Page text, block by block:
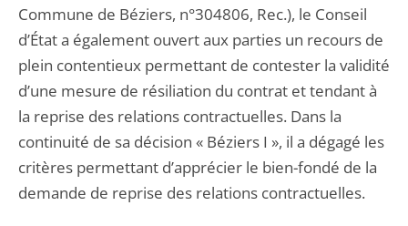
Commune de Béziers, n°304806, Rec.), le Conseil
d’État a également ouvert aux parties un recours de
plein contentieux permettant de contester la validité
d’une mesure de résiliation du contrat et tendant à
la reprise des relations contractuelles. Dans la
continuité de sa décision « Béziers I », il a dégagé les
critères permettant d’apprécier le bien-fondé de la
demande de reprise des relations contractuelles.